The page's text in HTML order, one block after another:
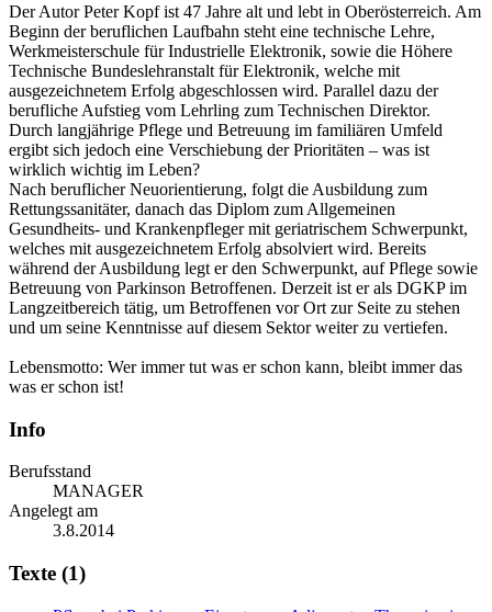
Der Autor Peter Kopf ist 47 Jahre alt und lebt in Oberösterreich. Am
Beginn der beruflichen Laufbahn steht eine technische Lehre,
Werkmeisterschule für Industrielle Elektronik, sowie die Höhere
Technische Bundeslehranstalt für Elektronik, welche mit
ausgezeichnetem Erfolg abgeschlossen wird. Parallel dazu der
berufliche Aufstieg vom Lehrling zum Technischen Direktor.
Durch langjährige Pflege und Betreuung im familiären Umfeld
ergibt sich jedoch eine Verschiebung der Prioritäten – was ist
wirklich wichtig im Leben?
Nach beruflicher Neuorientierung, folgt die Ausbildung zum
Rettungssanitäter, danach das Diplom zum Allgemeinen
Gesundheits- und Krankenpfleger mit geriatrischem Schwerpunkt,
welches mit ausgezeichnetem Erfolg absolviert wird. Bereits
während der Ausbildung legt er den Schwerpunkt, auf Pflege sowie
Betreuung von Parkinson Betroffenen. Derzeit ist er als DGKP im
Langzeitbereich tätig, um Betroffenen vor Ort zur Seite zu stehen
und um seine Kenntnisse auf diesem Sektor weiter zu vertiefen.
Lebensmotto: Wer immer tut was er schon kann, bleibt immer das
was er schon ist!
Info
Berufsstand
MANAGER
Angelegt am
3.8.2014
Texte (1)